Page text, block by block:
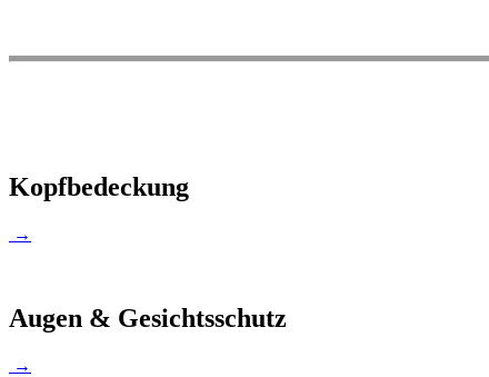
Kopfbedeckung
→
Augen & Gesichtsschutz
→